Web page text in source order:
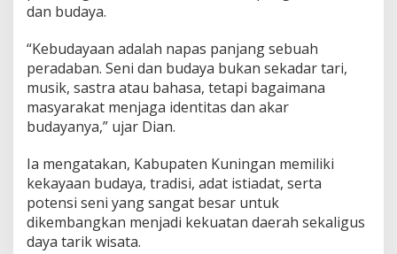
dan budaya.
“Kebudayaan adalah napas panjang sebuah
peradaban. Seni dan budaya bukan sekadar tari,
musik, sastra atau bahasa, tetapi bagaimana
masyarakat menjaga identitas dan akar
budayanya,” ujar Dian.
Ia mengatakan, Kabupaten Kuningan memiliki
kekayaan budaya, tradisi, adat istiadat, serta
potensi seni yang sangat besar untuk
dikembangkan menjadi kekuatan daerah sekaligus
daya tarik wisata.